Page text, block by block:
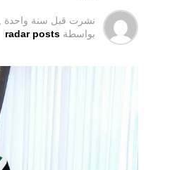
نشرت قبل سنة واحدة ,
بواسطة radar posts